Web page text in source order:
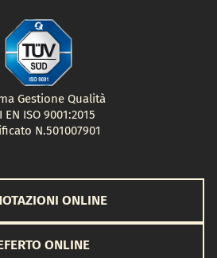
Gestione Qualità
EN ISO 9001:2015
N.501007901
ONLINE
ONLINE